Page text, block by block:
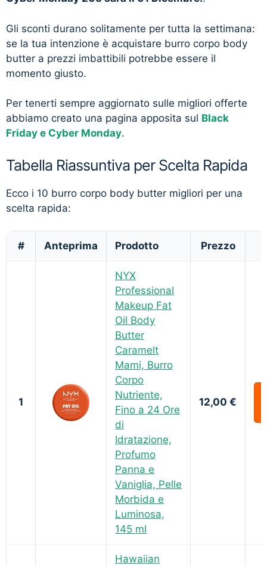
Gli sconti durano solitamente per tutta la settimana:
se la tua intenzione è acquistare burro corpo body
butter a prezzi imbattibili potrebbe essere il
momento giusto.
Per tenerti sempre aggiornato sulle migliori offerte
abbiamo creato una pagina apposita sul Black
Friday e Cyber Monday.
Tabella Riassuntiva per Scelta Rapida
Ecco i 10 burro corpo body butter migliori per una
scelta rapida:
# Anteprima Prodotto Prezzo
1
NYX
Professional
Makeup Fat
Oil Body
Butter
Caramelt
Mami, Burro
Corpo
Nutriente,
Fino a 24 Ore
di
Idratazione,
Profumo
Panna e
Vaniglia, Pelle
Morbida e
Luminosa,
145 ml
12,00 €
Hawaiian